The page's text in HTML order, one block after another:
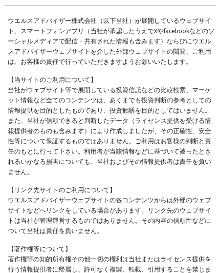
ウエルスアドバイザー株式会社（以下当社）が展開しているウェブサイ
ト、スマートフォンアプリ（当社が承認したうえでXやfacebookなどのソ
ーシャルメディアで配信・共有された情報も含みます）ならびにウエル
スアドバイザーウェブサイトを介した外部ウェブサイトの閲覧、ご利用
は、お客様の責任で行っていただきますようお願いいたします。
【当サイトのご利用について】
当社がウェブサイト等で展開している投資信託などの比較検索、マーケ
ット情報など全てのコンテンツは、あくまでも投資判断の参考としての
情報提供を目的としたものであり、投資勧誘を目的としてはいません。
また、当社が信頼できると判断したデータ（ライセンス提供を受ける情
報提供者のものも含みます）により作成しましたが、その正確性、安全
性等について保証するものではありません。ご利用はお客様の判断と責
任のもとに行って下さい。利用者が当該情報などに基づいて被ったとさ
れるいかなる損害についても、当社およびその情報提供者は責任を負い
ません。
【リンク先サイトのご利用について】
ウエルスアドバイザーウェブサイトの各コンテンツからは外部のウェブ
サイトなどへリンクをしている場合があります。リンク先のウェブサイ
トは当社が管理運営するものではありません。その内容の信頼性などに
ついて当社は責任を負いません。
【著作権等について】
著作権等の知的所有権その他一切の権利は当社またはライセンス提供を
行う情報提供者に帰属し、許可なく複製、転載、引用することを禁じま